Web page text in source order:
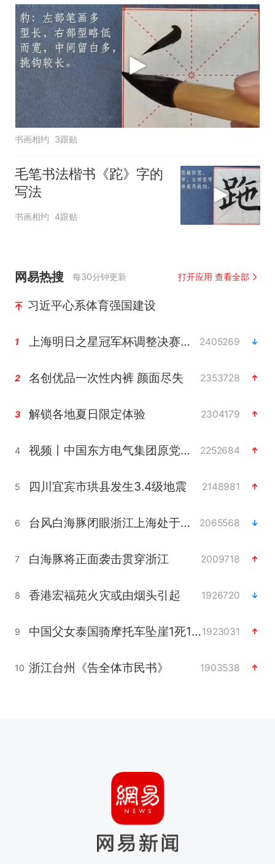
书画相约 3跟贴
毛笔书法楷书《跎》字的
写法
书画相约 4跟贴
网易热搜 每30分钟更新 打开应用 查看全部
习近平心系体育强国建设
1 上海明日之星冠军杯调整决赛时间 2405269
2 名创优品一次性内裤 颜面尽失 2353728
3 解锁各地夏日限定体验 2304179
4 视频丨中国东方电气集团原党组副书记、董事宋致远被查 2252684
5 四川宜宾市珙县发生3.4级地震 2148981
6 台风白海豚闭眼浙江上海处于危险半圆 2065568
7 白海豚将正面袭击贯穿浙江 2009718
8 香港宏福苑火灾或由烟头引起 1926720
9 中国父女泰国骑摩托车坠崖1死1伤1923031
10 浙江台州《告全体市民书》 1903538